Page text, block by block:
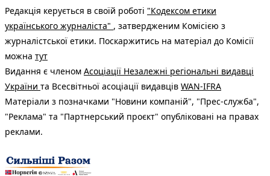
Редакція керується в своїй роботі "Кодексом етики
українського журналіста" , затвердженим Комісією з
журналістської етики. Поскаржитись на матеріал до Комісії
можна тут
Видання є членом Асоціації Незалежні регіональні видавці
України та Всесвітньої асоціації видавців WAN-IFRA
Матеріали з позначками "Новини компаній", "Прес-служба",
"Реклама" та "Партнерський проєкт" опубліковані на правах
реклами.